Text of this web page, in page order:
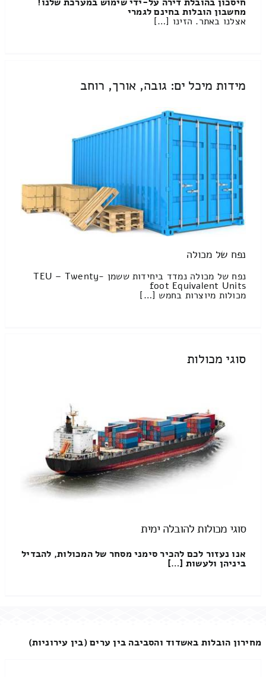
מחשבון הובלות בחינם לגמרי
אצלנו באתר. הזינו […]
מידות מיכל ים: גובה, אורך, רוחב
נפח של מכולה
נפח של מכולה נמדד ביחידות ששמן TEU – Twenty-
foot Equivalent Units
מכולות מיוצרות בחמש […]
סוגי מכולות
סוגי מכולות להובלה ימית
אנו נעזור לכם להכיר סימני מסחר של המכולות, להבדיל
ביניהן ולעשות […]
מחירון הובלות באשדוד והסביבה בין ערים (בין עירוניות)